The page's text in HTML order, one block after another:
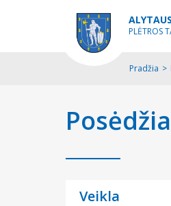
PLĖTROS
Pradžia >
Veikla